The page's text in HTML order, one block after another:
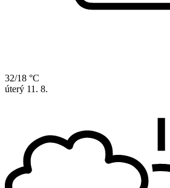
32/18 °C
úterý 11. 8.